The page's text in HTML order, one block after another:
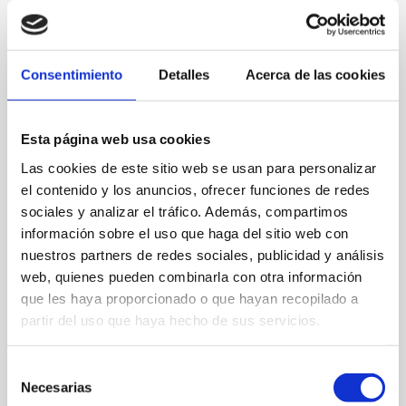
Consentimiento Detalles Acerca de las cookies
Esta página web usa cookies
Las cookies de este sitio web se usan para personalizar
el contenido y los anuncios, ofrecer funciones de redes
sociales y analizar el tráfico. Además, compartimos
información sobre el uso que haga del sitio web con
nuestros partners de redes sociales, publicidad y análisis
web, quienes pueden combinarla con otra información
que les haya proporcionado o que hayan recopilado a
partir del uso que haya hecho de sus servicios.
Necesarias
privacidad de los datos y documentos
Con esta categoría se pretendefavorecer la
automatización de tareas, la gestión
fluida.El objetivo es mejorar la productividad
y la competitividad de este segmento en un
entorno seguro.
La cuantía máxima subvencionable para esta
solución es de 1.000 euros, siendo
subvencionables ordenadores portátiles u
ordenadores de sobremesa nuevos, que
deberán cumplir unos requisitos mínimos en
cuanto a almacenamiento, procesador,
memoria RAM, sistema operativo, entre otros
Bases que puedes consultar en este
enlace
y